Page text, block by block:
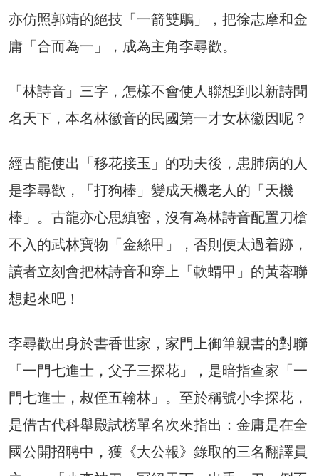
亦仿照郭靖的絕技「一箭雙鵰」，把徐志摩和金
庸「合而為一」，成為主角李尋歡。
「林詩音」三字，怎樣不會使人聯想到以新詩聞
名天下，本名林徽音的民國第一才女林徽因呢？
經古龍使出「移花接玉」的功夫後，患肺病的人
是李尋歡，「打狗棒」變成天機老人的「天機
棒」。古龍亦心思縝密，沒有為林詩音配置刀槍
不入的武林寶物「金絲甲」，否則便太過着跡，
讀者立刻會把林詩音和穿上「軟蝟甲」的黃蓉聯
想起來吧！
李尋歡出身於書香世家，家門上御筆親書的對聯
「一門七進士，父子三探花」，是暗指查家「一
門七進士，叔侄五翰林」。至於稱號小李探花，
是借古代科舉殿試榜單名次來指出：金庸是在全
國公開招聘中，獲《大公報》錄取的三名翻譯員